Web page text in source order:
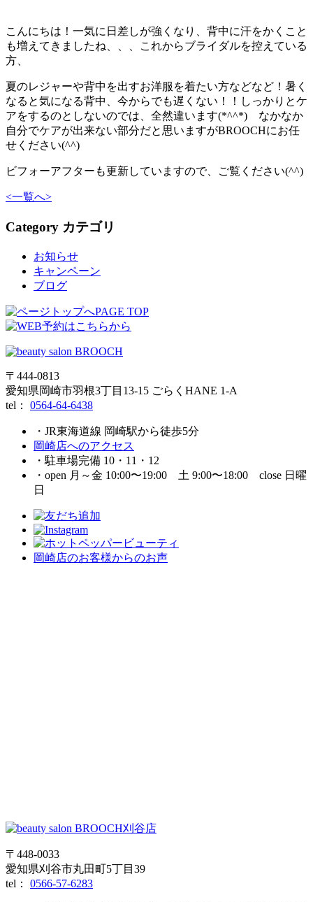
こんにちは！一気に日差しが強くなり、背中に汗をかくこと
も増えてきましたね、、、これからブライダルを控えている
方、
夏のレジャーや背中を出すお洋服を着たい方などなど！暑く
なると気になる背中、今からでも遅くない！！しっかりとケ
アをするのとしないのでは、全然違います(*^^*) なかなか
自分でケアが出来ない部分だと思いますがBROOCHにお任
せください(^^)
ビフォーアフターも更新していますので、ご覧ください(^^)
<一覧へ>
Category カテゴリ
お知らせ
キャンペーン
ブログ
PAGE TOP
〒444-0813
愛知県岡崎市羽根3丁目13‐15 ごらくHANE 1-A
tel： 0564-64-6438
・JR東海道線 岡崎駅から徒歩5分
岡崎店へのアクセス
・駐車場完備 10・11・12
・open 月～金 10:00〜19:00 土 9:00〜18:00 close 日曜
日
岡崎店のお客様からのお声
〒448-0033
愛知県刈谷市丸田町5丁目39
tel： 0566-57-6283